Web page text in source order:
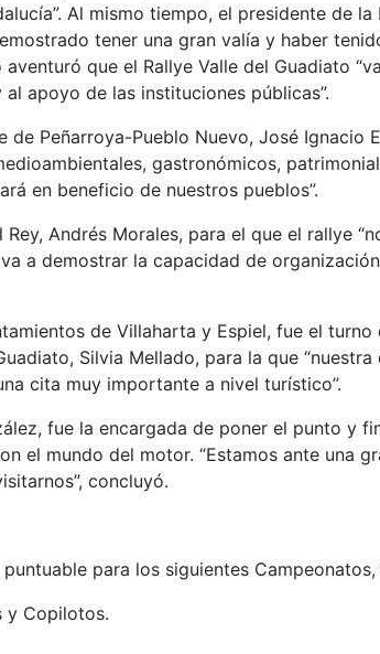
Al mismo tiempo, el presidente de
tener una gran valía y haber
que el Rallye Valle del Guadiato
apoyo de las instituciones públicas”.
Peñarroya-Pueblo Nuevo, José Ignacio
gastronómicos,
en beneficio de nuestros pueblos”.
Andrés Morales, para el que el rallye
a demostrar la capacidad de
de Villaharta y Espiel, fue el turno
Silvia Mellado, para la que
cita muy importante a nivel turístico”.
fue la encargada de poner el punto y
el mundo del motor. “Estamos ante una
concluyó.
para los siguientes
y Copilotos.